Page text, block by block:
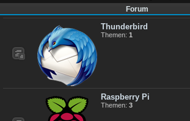
Forum
Thunderbird
Themen: 1
Raspberry Pi
Themen: 3